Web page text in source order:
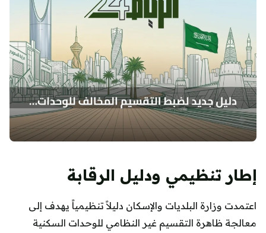
إطار تنظيمي ودليل الرقابة
اعتمدت وزارة البلديات والإسكان دليلاً تنظيمياً يهدف إلى
معالجة ظاهرة التقسيم غير النظامي للوحدات السكنية